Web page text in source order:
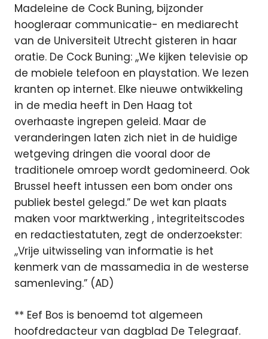
Madeleine de Cock Buning, bijzonder
hoogleraar communicatie- en mediarecht
van de Universiteit Utrecht gisteren in haar
oratie. De Cock Buning: ,,We kijken televisie op
de mobiele telefoon en playstation. We lezen
kranten op internet. Elke nieuwe ontwikkeling
in de media heeft in Den Haag tot
overhaaste ingrepen geleid. Maar de
veranderingen laten zich niet in de huidige
wetgeving dringen die vooral door de
traditionele omroep wordt gedomineerd. Ook
Brussel heeft intussen een bom onder ons
publiek bestel gelegd.” De wet kan plaats
maken voor marktwerking , integriteitscodes
en redactiestatuten, zegt de onderzoekster:
,,Vrije uitwisseling van informatie is het
kenmerk van de massamedia in de westerse
samenleving.” (AD)
** Eef Bos is benoemd tot algemeen
hoofdredacteur van dagblad De Telegraaf.